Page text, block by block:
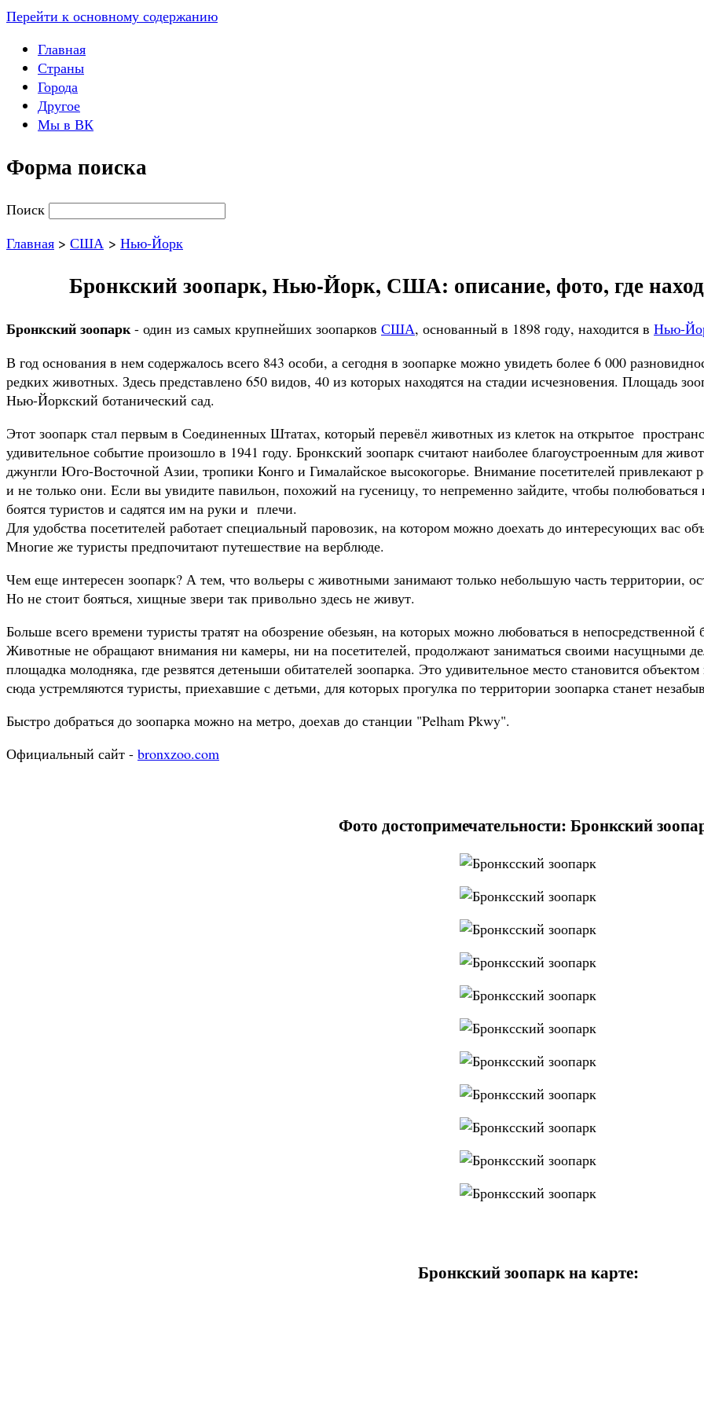
Перейти к основному содержанию
Главная
Страны
Города
Другое
Мы в ВК
Форма поиска
Поиск
Главная > США > Нью-Йорк
Бронкский зоопарк, Нью-Йорк, США: описание, фото, где
Бронкский зоопарк - один из самых крупнейших зоопарков США, основанный в 1898 году, находится в Нью-
В год основания в нем содержалось всего 843 особи, а сегодня в зоопарке можно увидеть более 6 000
редких животных. Здесь представлено 650 видов, 40 из которых находятся на стадии исчезновения. Площадь
Нью-Йоркский ботанический сад.
Этот зоопарк стал первым в Соединенных Штатах, который перевёл животных из клеток на открытое
удивительное событие произошло в 1941 году. Бронкский зоопарк считают наиболее благоустроенным для
джунгли Юго-Восточной Азии, тропики Конго и Гималайское высокогорье. Внимание посетителей привлекают
и не только они. Если вы увидите павильон, похожий на гусеницу, то непременно зайдите, чтобы
боятся туристов и садятся им на руки и плечи.
Для удобства посетителей работает специальный паровозик, на котором можно доехать до интересующих вас
Многие же туристы предпочитают путешествие на верблюде.
Чем еще интересен зоопарк? А тем, что вольеры с животными занимают только небольшую часть территории,
Но не стоит бояться, хищные звери так привольно здесь не живут.
Больше всего времени туристы тратят на обозрение обезьян, на которых можно любоваться в
Животные не обращают внимания ни камеры, ни на посетителей, продолжают заниматься своими насущными
площадка молодняка, где резвятся детеныши обитателей зоопарка. Это удивительное место становится
сюда устремляются туристы, приехавшие с детьми, для которых прогулка по территории зоопарка станет
Быстро добраться до зоопарка можно на метро, доехав до станции "Pelham Pkwy".
Официальный сайт - bronxzoo.com
Фото достопримечательности: Бронкский
Бронкский зоопарк на карте: